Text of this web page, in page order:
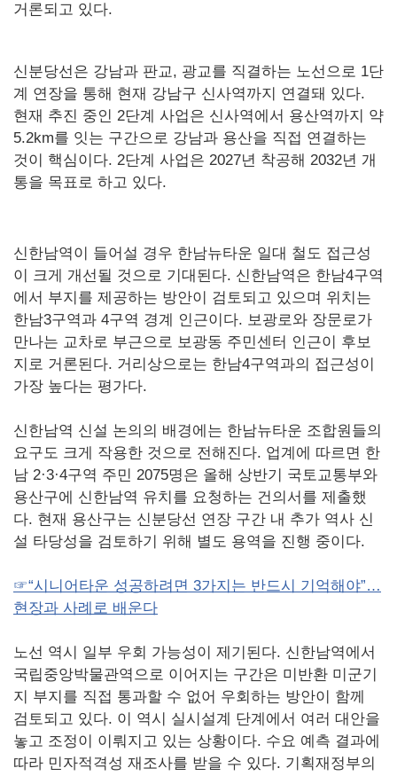
거론되고 있다.
신분당선은 강남과 판교, 광교를 직결하는 노선으로 1단
계 연장을 통해 현재 강남구 신사역까지 연결돼 있다.
현재 추진 중인 2단계 사업은 신사역에서 용산역까지 약
5.2km를 잇는 구간으로 강남과 용산을 직접 연결하는
것이 핵심이다. 2단계 사업은 2027년 착공해 2032년 개
통을 목표로 하고 있다.
신한남역이 들어설 경우 한남뉴타운 일대 철도 접근성
이 크게 개선될 것으로 기대된다. 신한남역은 한남4구역
에서 부지를 제공하는 방안이 검토되고 있으며 위치는
한남3구역과 4구역 경계 인근이다. 보광로와 장문로가
만나는 교차로 부근으로 보광동 주민센터 인근이 후보
지로 거론된다. 거리상으로는 한남4구역과의 접근성이
가장 높다는 평가다.
신한남역 신설 논의의 배경에는 한남뉴타운 조합원들의
요구도 크게 작용한 것으로 전해진다. 업계에 따르면 한
남 2·3·4구역 주민 2075명은 올해 상반기 국토교통부와
용산구에 신한남역 유치를 요청하는 건의서를 제출했
다. 현재 용산구는 신분당선 연장 구간 내 추가 역사 신
설 타당성을 검토하기 위해 별도 용역을 진행 중이다.
☞“시니어타운 성공하려면 3가지는 반드시 기억해야”…
현장과 사례로 배운다
노선 역시 일부 우회 가능성이 제기된다. 신한남역에서
국립중앙박물관역으로 이어지는 구간은 미반환 미군기
지 부지를 직접 통과할 수 없어 우회하는 방안이 함께
검토되고 있다. 이 역시 실시설계 단계에서 여러 대안을
놓고 조정이 이뤄지고 있는 상황이다. 수요 예측 결과에
따라 민자적격성 재조사를 받을 수 있다. 기획재정부의